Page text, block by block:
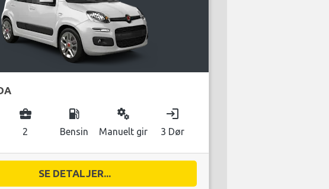
business_center
2
local_gas_station
Bensin
miscellaneous_services
Manuelt gir
login
3 Dør
SE DETALJER...